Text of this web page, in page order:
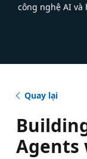
công nghệ AI
Quay lại
Agents